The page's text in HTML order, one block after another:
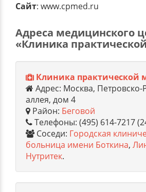
Сайт: www.cpmed.ru
Адреса медицинского
«Клиника
Клиника практической
Адрес: Москва, Петровско-
аллея, дом 4
Район: Беговой
Телефоны: (495) 614-7217
Соседи: Городская
больница имени Боткина,
Нутритек.